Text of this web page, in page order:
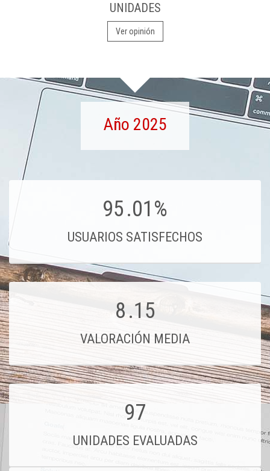
UNIDADES
Ver opinión
Año 2025
95.01%
USUARIOS SATISFECHOS
8.15
VALORACIÓN MEDIA
97
UNIDADES EVALUADAS